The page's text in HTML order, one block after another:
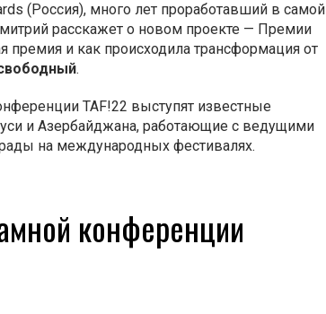
(Россия), много лет проработавший в самой
расскажет о новом проекте — Премии
премия и как происходила трансформация от
.
TAF!22 выступят известные
и Азербайджана, работающие с ведущими
на международных фестивалях.
конференции